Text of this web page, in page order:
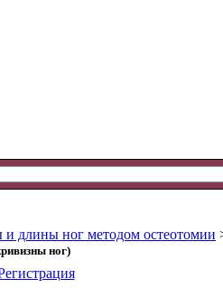
длины ног методом остеотомии
ног)